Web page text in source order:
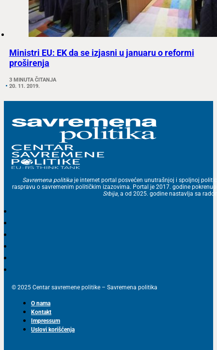
Ministri EU: EK da se izjasni u januaru o reformi
proširenja
3 MINUTA ČITANJA
20. 11. 2019.
Savremena politika je internet portal posvećen unutrašnjoj i spoljnoj
raspravu o savremenim političkim izazovima. Portal je 2017. godine
Srbija, a od 2025. godine nastavlja sa
© 2025 Centar savremene politike – Savremena politika
O nama
Kontakt
Impressum
Uslovi korišćenja